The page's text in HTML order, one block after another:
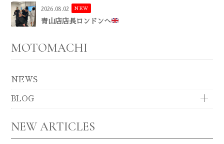
2026.08.02 NEW
青山店店長ロンドンへ
MOTOMACHI
NEWS
BLOG
NEW ARTICLES